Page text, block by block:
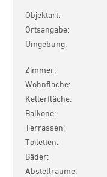
Objektart
Ortsangabe
Umgebung
Zimmer
Wohnfläche
Kellerfläche
Balkone
Terrassen
Toiletten
Bäder
Abstellräume